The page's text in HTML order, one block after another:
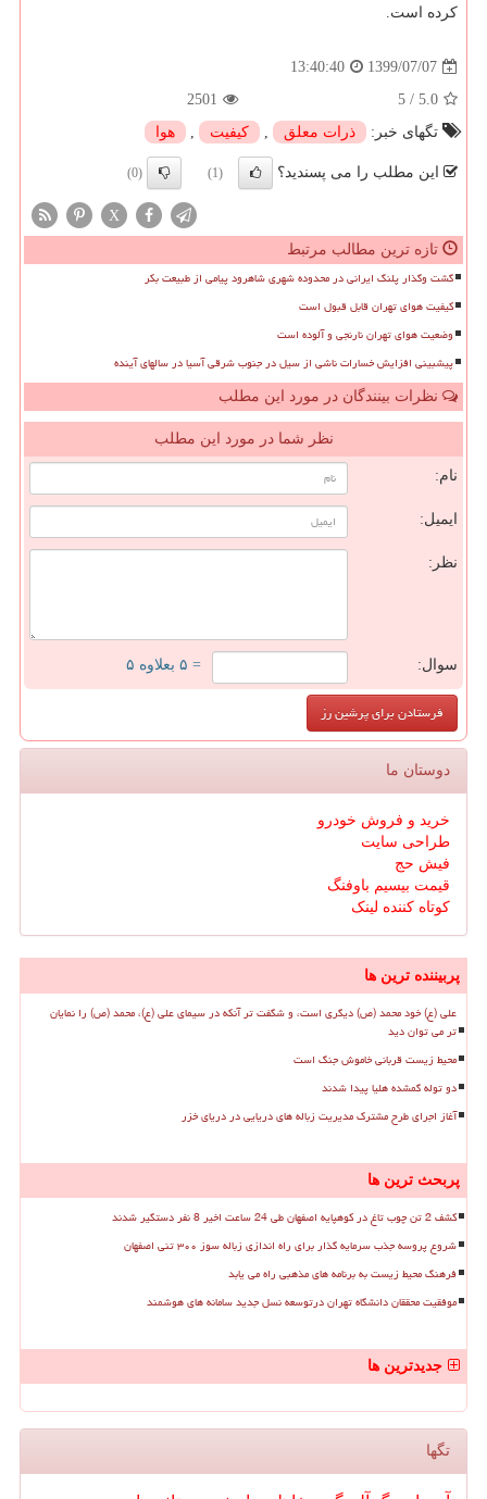
کرده است.
1399/07/07
13:40:40
5.0
/
5
2501
تگهای خبر:
ذرات معلق , كیفیت , هوا
این مطلب را می پسندید؟ (1)
(0)
X
تازه ترین مطالب مرتبط
گشت وگذار پلنگ ایرانی در محدوده شهری شاهرود پیامی از طبیعت بکر
کیفیت هوای تهران قابل قبول است
وضعیت هوای تهران نارنجی و آلوده است
پیشبینی افزایش خسارات ناشی از سیل در جنوب شرقی آسیا در سالهای آینده
نظرات بینندگان در مورد این مطلب
نظر شما در مورد این مطلب
نام:
ایمیل:
نظر:
سوال: = ۵ بعلاوه ۵
دوستان ما
خرید و فروش خودرو
طراحی سایت
فیش حج
قیمت بیسیم باوفنگ
کوتاه کننده لینک
پربیننده ترین ها
علی (ع) خود محمد (ص) دیگری است، و شگفت تر آنکه در سیمای علی (ع)، محمد (ص) را نمایان
تر می توان دید
محیط زیست قربانی خاموش جنگ است
دو توله گمشده هلیا پیدا شدند
آغاز اجرای طرح مشترک مدیریت زباله های دریایی در دریای خزر
پربحث ترین ها
کشف 2 تن چوب تاغ در کوهپایه اصفهان طی 24 ساعت اخیر 8 نفر دستگیر شدند
شروع پروسه جذب سرمایه گذار برای راه اندازی زباله سوز ۳۰۰ تنی اصفهان
فرهنگ محیط زیست به برنامه های مذهبی راه می یابد
موفقیت محققان دانشگاه تهران درتوسعه نسل جدید سامانه های هوشمند
جدیدترین ها
تگها